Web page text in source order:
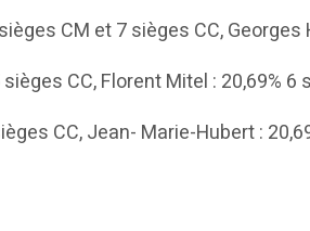
CM et 7 sièges CC,
CC, Florent Mitel : 20,69% 6
CC, Jean- Marie-Hubert :